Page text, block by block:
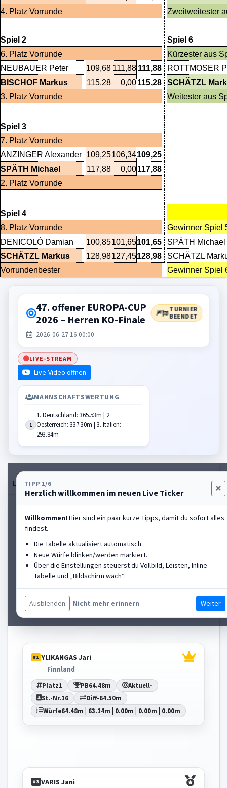
4. Platz Vorrunde
Zweitweitester
Spiel 2
Spiel 6
6. Platz Vorrunde
Kürzester aus
NEUBAUER Peter
109,68 111,88 111,88
ROTTMOSER
BISCHOF Markus
115,28 0,00115,28
SCHÄTZL
3. Platz Vorrunde
Weitester aus
Spiel 3
7. Platz Vorrunde
ANZINGER Alexander 109,25106,34109,25
SPÄTH Michael
117,88 0,00117,88
2. Platz Vorrunde
Spiel 4
8. Platz Vorrunde
Gewinner Spiel
DENICOLÓ Damian
100,85101,65101,65
SPÄTH Michael
SCHÄTZL Markus
128,98127,45128,98
SCHÄTZL
Vorrundenbester
Gewinner Spiel
47. offener EUROPA-CUP
2026 – Herren KO-Finale
🎆
TURNIER
BEENDET
2026-06-27 16:00:00
LIVE-STREAM
Live-Video öffnen
MANNSCHAFTSWERTUNG
1
1. Deutschland: 365.53m | 2.
Oesterreich: 337.30m | 3. Italien:
293.84m
TIPP 1/6
Herzlich willkommen im neuen Live Ticker
Willkommen! Hier sind ein paar kurze Tipps, damit du sofort alles
findest.
Die Tabelle aktualisiert automatisch.
Neue Würfe blinken/werden markiert.
Über die Einstellungen steuerst du Vollbild, Leisten, Inline-
Tabelle und „Bildschirm wach“.
Ausblenden Nicht mehr erinnern Weiter
Live-Tabelle
Italien
Platz2 PB67.59m Aktuell-
St.-Nr.21 Diff-61.39m
Würfe0.00m | 67.59m | 61.67m | 0.00m | 0.00m
#1 YLIKANGAS Jari
Finnland
Platz1 PB64.48m Aktuell-
St.-Nr.16 Diff-64.50m
Würfe64.48m | 63.14m | 0.00m | 0.00m | 0.00m
#3 VARIS Jani